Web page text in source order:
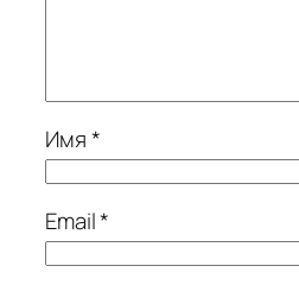
Имя*
Email*